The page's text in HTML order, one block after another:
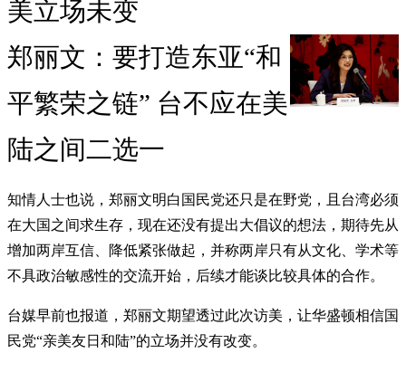
美立场未变
郑丽文：要打造东亚“和
平繁荣之链” 台不应在美
陆之间二选一
知情人士也说，郑丽文明白国民党还只是在野党，且台湾必须
在大国之间求生存，现在还没有提出大倡议的想法，期待先从
增加两岸互信、降低紧张做起，并称两岸只有从文化、学术等
不具政治敏感性的交流开始，后续才能谈比较具体的合作。
台媒早前也报道，郑丽文期望透过此次访美，让华盛顿相信国
民党“亲美友日和陆”的立场并没有改变。